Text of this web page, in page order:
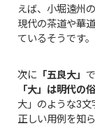
えば、小堀遠州
現代の茶道や華
ているそうです
次に 「五良大」
「大」は明代の
大」のような3文
正しい用例を知